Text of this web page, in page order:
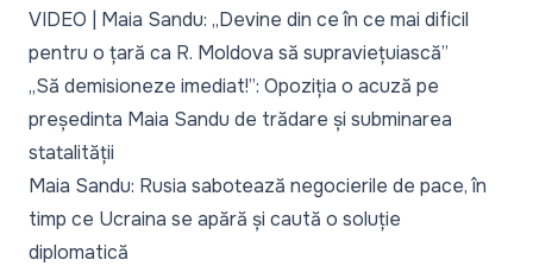
VIDEO | Maia Sandu: „Devine din ce în ce mai dificil
pentru o țară ca R. Moldova să supraviețuiască”
„Să demisioneze imediat!”: Opoziția o acuză pe
președinta Maia Sandu de trădare și subminarea
statalității
Maia Sandu: Rusia sabotează negocierile de pace, în
timp ce Ucraina se apără și caută o soluție
diplomatică